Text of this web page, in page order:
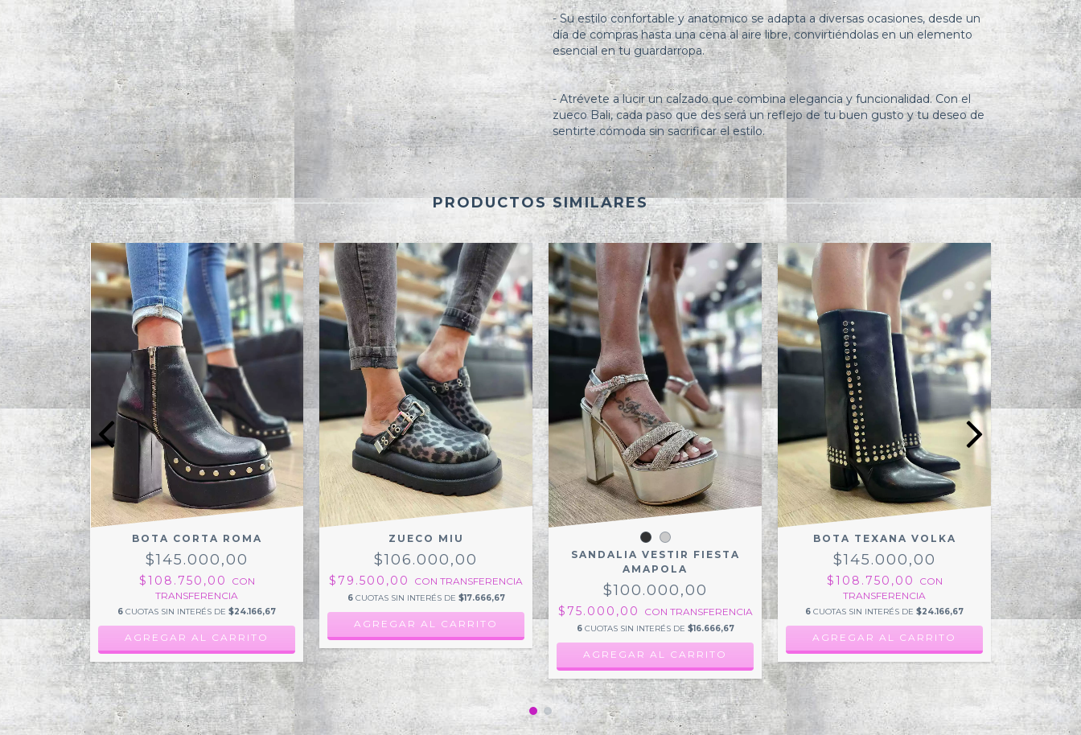
- Su estilo confortable y anatomico se adapta a diversas ocasiones, desde un
día de compras hasta una cena al aire libre, convirtiéndolas en un elemento
esencial en tu guardarropa.
- Atrévete a lucir un calzado que combina elegancia y funcionalidad. Con el
zueco Bali, cada paso que des será un reflejo de tu buen gusto y tu deseo de
sentirte cómoda sin sacrificar el estilo.
PRODUCTOS SIMILARES
BOTA CORTA ROMA
$145.000,00
$108.750,00
CON
TRANSFERENCIA
6 CUOTAS SIN INTERÉS DE $24.166,67
AGREGAR AL CARRITO
ZUECO MIU
$106.000,00
$79.500,00 CON TRANSFERENCIA
6 CUOTAS SIN INTERÉS DE $17.666,67
AGREGAR AL CARRITO
SANDALIA VESTIR FIESTA
AMAPOLA
$100.000,00
$75.000,00 CON TRANSFERENCIA
6 CUOTAS SIN INTERÉS DE $16.666,67
AGREGAR AL CARRITO
BOTA TEXANA VOLKA
$145.000,00
$108.750,00
CON
TRANSFERENCIA
6 CUOTAS SIN INTERÉS DE $24.166,67
AGREGAR AL CARRITO